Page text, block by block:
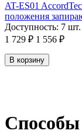
AT-ES01
положения
Доступность: 7 шт.
1 729 ₽ 1 556 ₽
В корзину